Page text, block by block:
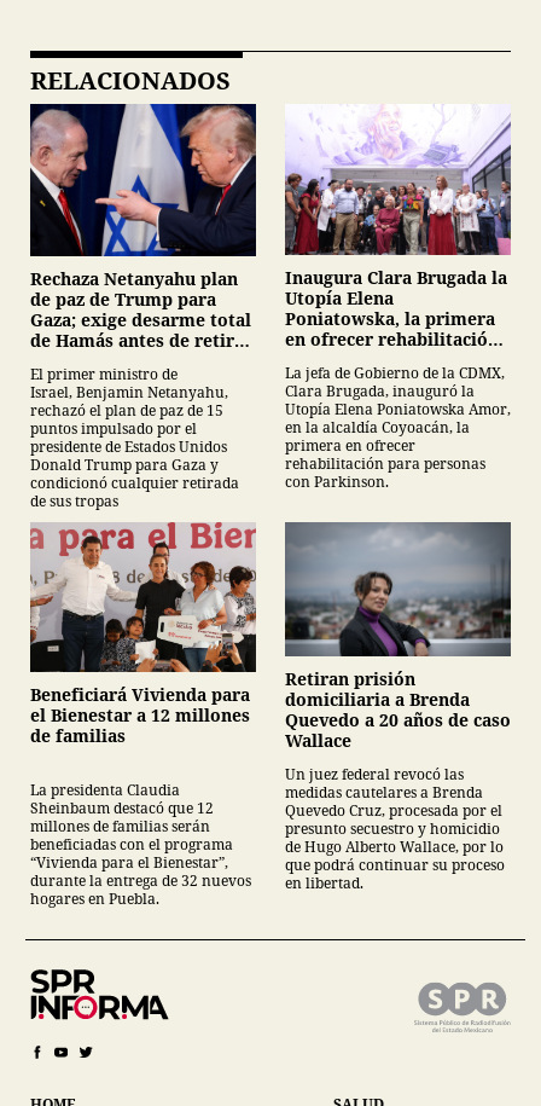
RELACIONADOS
Rechaza Netanyahu plan
de paz de Trump para
Gaza; exige desarme total
de Hamás antes de retirar
El primer ministro de
Israel, Benjamin Netanyahu,
rechazó el plan de paz de 15
puntos impulsado por el
presidente de Estados Unidos
Donald Trump para Gaza y
condicionó cualquier retirada
de sus tropas
Inaugura Clara Brugada la
Utopía Elena
Poniatowska, la primera
en ofrecer rehabilitación
Parkinson
La jefa de Gobierno de la CDMX,
Clara Brugada, inauguró la
Utopía Elena Poniatowska Amor,
en la alcaldía Coyoacán, la
primera en ofrecer
rehabilitación para personas
con Parkinson.
Beneficiará Vivienda para
el Bienestar a 12 millones
de familias
La presidenta Claudia
Sheinbaum destacó que 12
millones de familias serán
beneficiadas con el programa
“Vivienda para el Bienestar”,
durante la entrega de 32 nuevos
hogares en Puebla.
Retiran prisión
domiciliaria a Brenda
Quevedo a 20 años de caso
Wallace
Un juez federal revocó las
medidas cautelares a Brenda
Quevedo Cruz, procesada por el
presunto secuestro y homicidio
de Hugo Alberto Wallace, por lo
que podrá continuar su proceso
en libertad.